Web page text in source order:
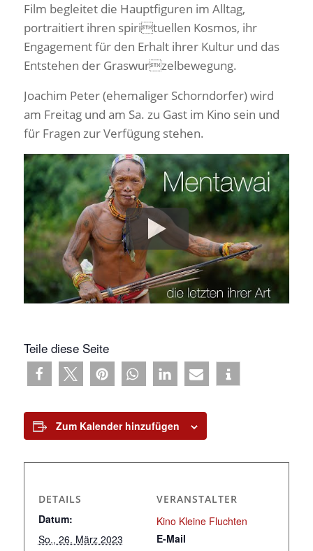
Film begleitet die Hauptfiguren im Alltag,
portraitiert ihren spirituellen Kosmos, ihr
Engagement für den Erhalt ihrer Kultur und das
Entstehen der Graswurzelbewegung.
Joachim Peter (ehemaliger Schorndorfer) wird
am Freitag und am Sa. zu Gast im Kino sein und
für Fragen zur Verfügung stehen.
Teile diese Seite
Zum Kalender hinzufügen
DETAILS
Datum:
So., 26. März 2023
VERANSTALTER
Kino Kleine Fluchten
E-Mail